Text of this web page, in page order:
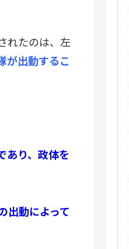
れたのは、左
が出動するこ
あり、政体を
出動によって